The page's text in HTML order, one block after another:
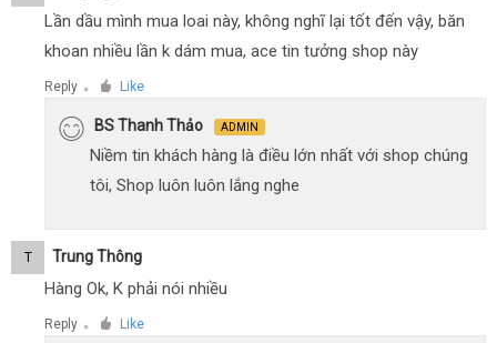
Lần dầu mình mua loai này, không nghĩ lại tốt đến vậy, băn
khoan nhiều lần k dám mua, ace tin tưởng shop này
Reply ● Like
BS Thanh Thảo ADMIN
Niềm tin khách hàng là điều lớn nhất với shop chúng
tôi, Shop luôn luôn lắng nghe
T Trung Thông
Hàng Ok, K phải nói nhiều
Reply ● Like